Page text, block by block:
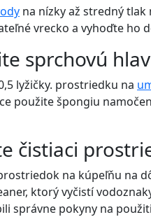
na nízky až stredný tlak
vrecko a vyhoďte ho
sprchovú
lyžičky. prostriedku na
použite špongiu
čistiaci
na kúpeľňu na
ktorý vyčistí
správne pokyny na